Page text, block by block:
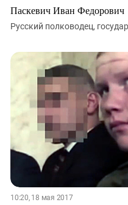
Паскевич Иван Федорович
Русский полководец,
10:20, 18 мая 2017